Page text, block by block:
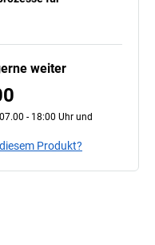
weiter
- 18:00 Uhr und
Produkt?